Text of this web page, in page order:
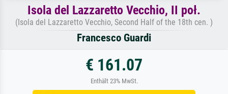
Isola del Lazzaretto Vecchio, II poł.
(Isola del Lazzaretto Vecchio, Second Half of the 18th cen. )
Francesco Guardi
€ 161.07
Enthält 23% MwSt.